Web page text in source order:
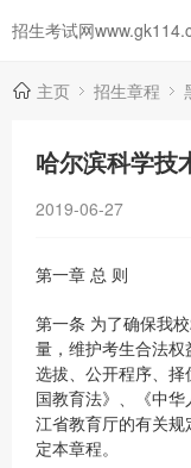
招生考试网
主页 招生章程
哈尔滨科学技
2019-06-27
第一章 总 则
第一条 为了确保我
量，维护考生合法权
选拔、公开程序、择
国教育法》、《中
江省教育厅的有关
定本章程。